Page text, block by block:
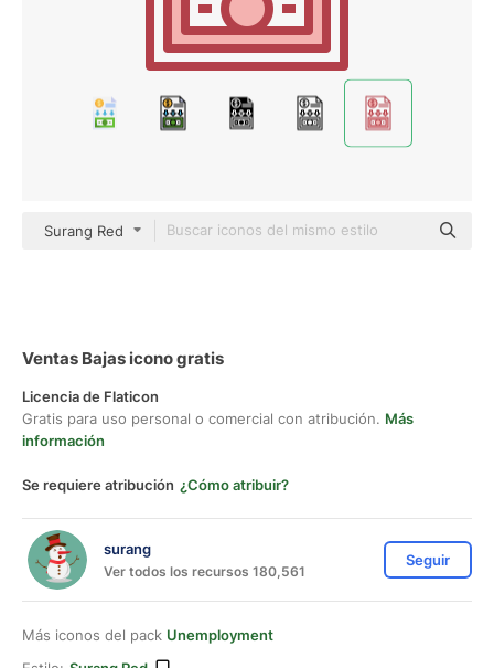
Surang Red
Ventas Bajas icono gratis
Licencia de Flaticon
Gratis para uso personal o comercial con atribución. Más
información
Se requiere atribución ¿Cómo atribuir?
surang
Ver todos los recursos 180,561
Seguir
Más iconos del pack Unemployment